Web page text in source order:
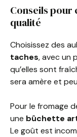
Conseils pour
qualité
Choisissez des
taches, avec un
qu’elles sont
sera amère et
Pour le fromage
une bûchette
Le goût est